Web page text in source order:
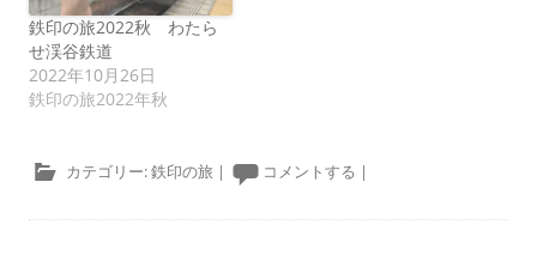
鉄印の旅2022秋 わたら
せ渓谷鉄道
2022年10月26日
鉄印の旅2022年秋
カテゴリー:鉄印の旅 | コメントする |